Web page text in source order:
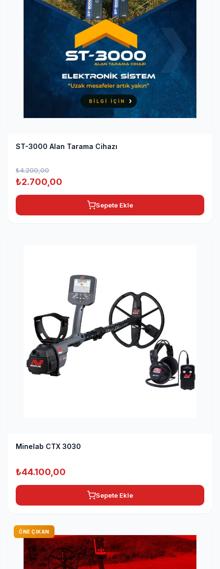
ST-3000 Alan Tarama Cihazı
₺4.200,00
Orijinal
fiyat:
₺4.200,00.
₺2.700,00
andaki
Sepete Ekle
Minelab CTX 3030
₺44.100,00
Sepete Ekle
ÖNE ÇIKAN